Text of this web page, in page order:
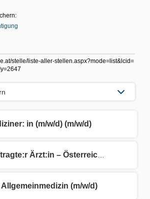
stelle/liste-aller-stellen.aspx?mode=list&lcid=
in (m/w/d) (m/w/d)
(m/w/d)